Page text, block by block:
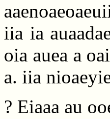
iia ia
oia auea a
a. iia
? Eiaaa au